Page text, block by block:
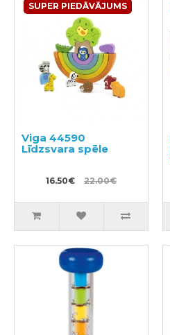
SUPER PIEDĀVĀJUMS
Viga 44590
Līdzsvara spēle
16.50€ 22.00€